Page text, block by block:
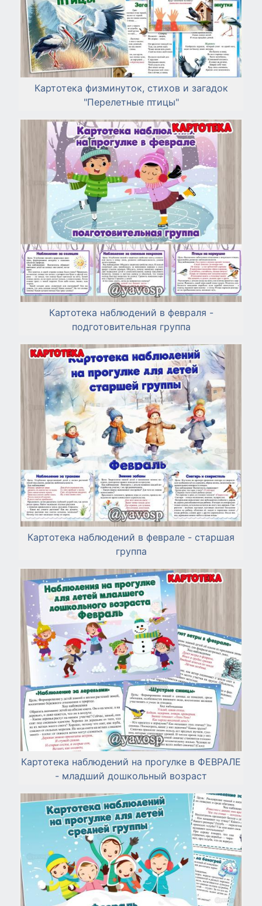
Картотека физминуток, стихов и загадок
"Перелетные птицы"
Картотека наблюдений в февраля -
подготовительная группа
Картотека наблюдений в феврале - старшая
группа
Картотека наблюдений на прогулке в ФЕВРАЛЕ
- младший дошкольный возраст